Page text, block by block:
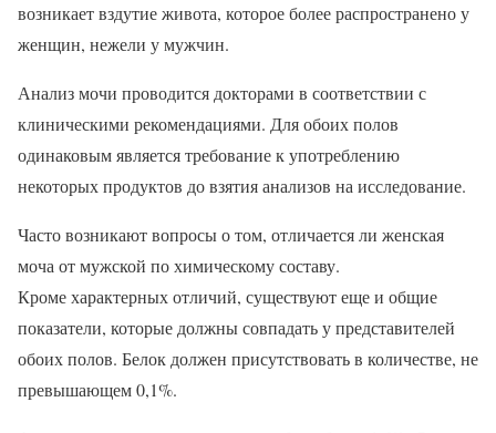
возникает вздутие живота, которое более распространено у
женщин, нежели у мужчин.
Анализ мочи проводится докторами в соответствии с
клиническими рекомендациями. Для обоих полов
одинаковым является требование к употреблению
некоторых продуктов до взятия анализов на исследование.
Часто возникают вопросы о том, отличается ли женская
моча от мужской по химическому составу.
Кроме характерных отличий, существуют еще и общие
показатели, которые должны совпадать у представителей
обоих полов. Белок должен присутствовать в количестве, не
превышающем 0,1%.